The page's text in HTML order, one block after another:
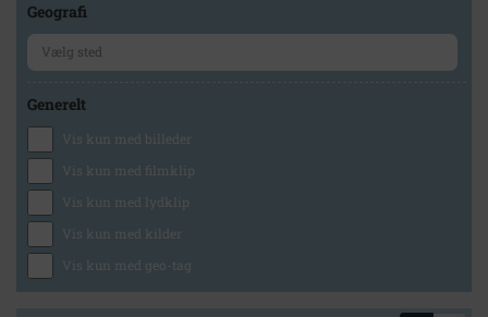
Geografi
Generelt
Vis kun med billeder
Vis kun med filmklip
Vis kun med lydklip
Vis kun med kilder
Vis kun med geo-tag